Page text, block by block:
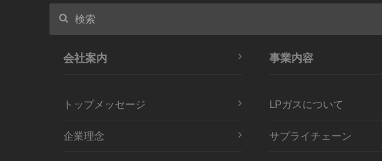
会社案内
トップメッセージ
企業理念
事業内容
LPガスについて
サプライチェーン